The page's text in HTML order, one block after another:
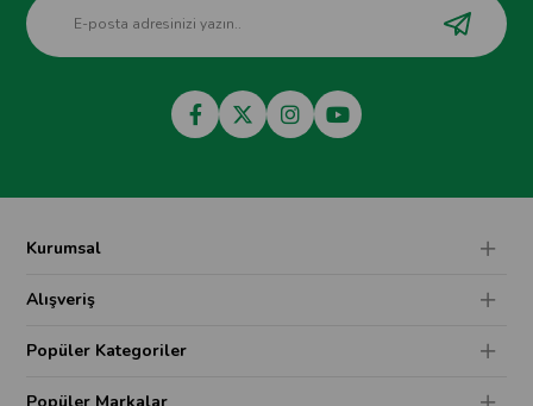
Kurumsal
Alışveriş
Popüler Kategoriler